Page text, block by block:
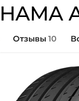
Отзывы 10